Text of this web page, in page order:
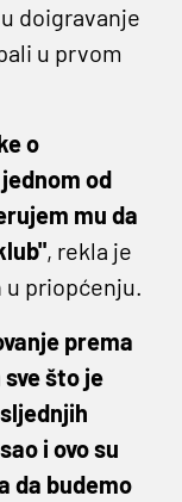
doigravanje
u prvom
o
od
mu da
, rekla je
u priopćenju.
prema
što je
i ovo su
da budemo